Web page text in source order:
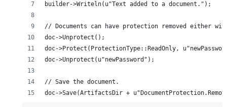
builder->Writeln(u"Text added to a document.");
// Documents can have protection removed either
doc->Unprotect();
doc->Protect(ProtectionType::ReadOnly,
doc->Unprotect(u"newPassword");
// Save the document.
doc->Save(ArtifactsDir +